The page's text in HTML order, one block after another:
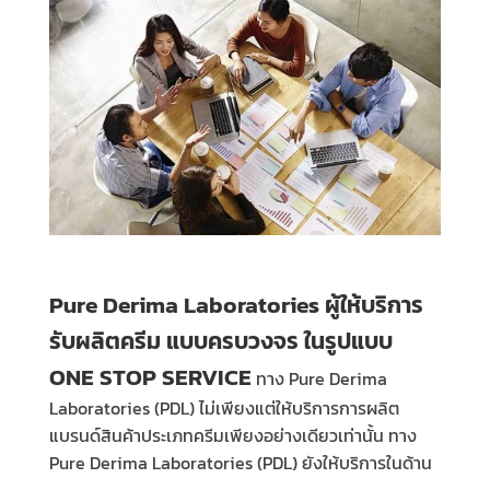
Pure Derima Laboratoriesผู้ให้บริการ
รับผลิตครีม แบบครบวงจร ในรูปแบบ
ONE STOP SERVICE ทาง Pure Derima
Laboratories (PDL)ไม่เพียงแต่ให้บริการการผลิต
แบรนด์สินค้าประเภทครีมเพียงอย่างเดียวเท่านั้น ทาง
Pure Derima Laboratories (PDL)ยังให้บริการในด้าน